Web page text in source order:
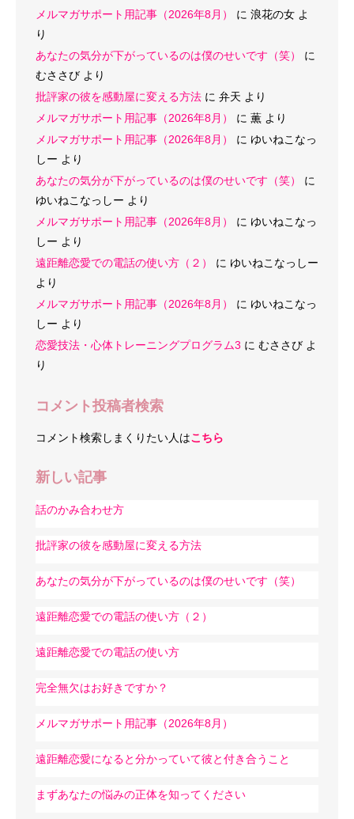
メルマガサポート用記事（2026年8月）
に 浪花の女 よ
り
あなたの気分が下がっているのは僕のせいです（笑）
に
むささび より
批評家の彼を感動屋に変える方法 に 弁天 より
メルマガサポート用記事（2026年8月）
に 薫 より
メルマガサポート用記事（2026年8月）
に ゆいねこなっ
しー より
あなたの気分が下がっているのは僕のせいです（笑）
に
ゆいねこなっしー より
メルマガサポート用記事（2026年8月）
に ゆいねこなっ
しー より
遠距離恋愛での電話の使い方（２）
に ゆいねこなっしー
より
メルマガサポート用記事（2026年8月）
に ゆいねこなっ
しー より
恋愛技法・心体トレーニングプログラム3 に むささび よ
り
コメント投稿者検索
コメント検索しまくりたい人はこちら
新しい記事
話のかみ合わせ方
批評家の彼を感動屋に変える方法
あなたの気分が下がっているのは僕のせいです（笑）
遠距離恋愛での電話の使い方（２）
遠距離恋愛での電話の使い方
完全無欠はお好きですか？
メルマガサポート用記事（2026年8月）
遠距離恋愛になると分かっていて彼と付き合うこと
まずあなたの悩みの正体を知ってください